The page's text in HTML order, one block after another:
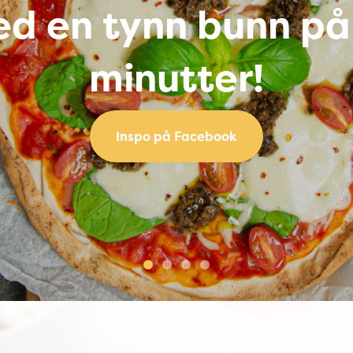
en tynn bunn
minutter!
Inspo på Facebook